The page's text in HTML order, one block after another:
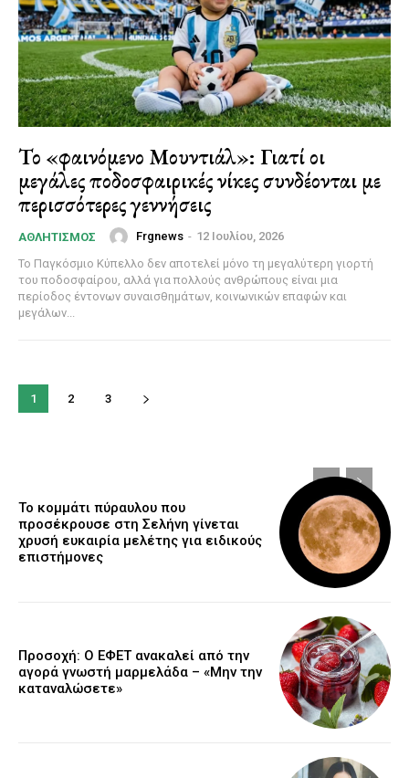
Το «φαινόμενο Μουντιάλ»: Γιατί οι
μεγάλες ποδοσφαιρικές νίκες συνδέονται με
περισσότερες γεννήσεις
ΑΘΛΗΤΙΣΜΌΣ Frgnews - 12 Ιουλίου, 2026
Το Παγκόσμιο Κύπελλο δεν αποτελεί μόνο τη μεγαλύτερη γιορτή
του ποδοσφαίρου, αλλά για πολλούς ανθρώπους είναι μια
περίοδος έντονων συναισθημάτων, κοινωνικών επαφών και
μεγάλων...
1 2 3
Το κομμάτι πύραυλου που
προσέκρουσε στη Σελήνη γίνεται
χρυσή ευκαιρία μελέτης για ειδικούς
επιστήμονες
Προσοχή: Ο ΕΦΕΤ ανακαλεί από την
αγορά γνωστή μαρμελάδα – «Μην την
καταναλώσετε»